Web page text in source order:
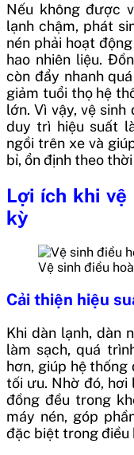
Nếu không được
lạnh chậm, phát
nén phải hoạt
hao nhiên liệu.
còn đẩy nhanh
giảm tuổi thọ hệ
lớn. Vì vậy, vệ
duy trì hiệu suất
ngồi trên xe và
bỉ, ổn định theo
Lợi ích khi
kỳ
Vệ sinh điều
Cải thiện hiệu
Khi dàn lạnh, dàn
làm sạch, quá
hơn, giúp hệ
tối ưu. Nhờ đó, hơi
đồng đều trong
máy nén, góp
đặc biệt trong điều